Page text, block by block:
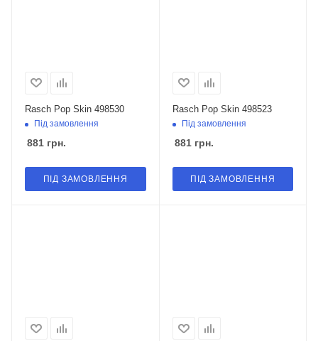
Rasch Pop Skin 498530
Під замовлення
881 грн.
ПІД ЗАМОВЛЕННЯ
Rasch Pop Skin 498523
Під замовлення
881грн.
ПІД ЗАМОВЛЕННЯ